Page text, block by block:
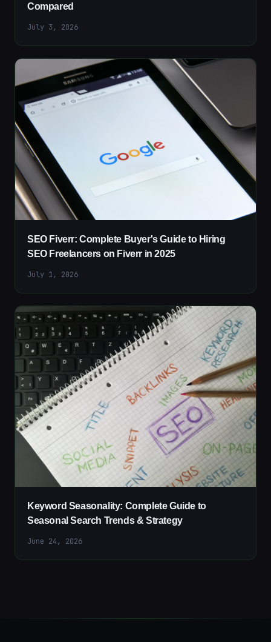
Compared
July 3, 2026
SEO Fiverr: Complete Buyer's Guide to Hiring
SEO Freelancers on Fiverr in 2025
July 1, 2026
Keyword Seasonality: Complete Guide to
Seasonal Search Trends & Strategy
June 24, 2026